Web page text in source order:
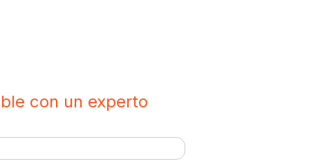
con un experto